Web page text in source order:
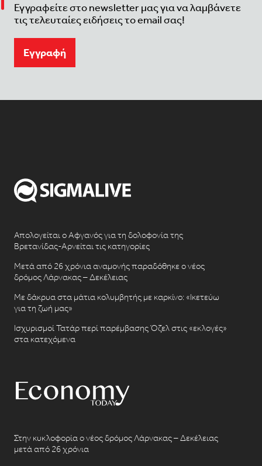
Εγγραφείτε στο newsletter μας για να λαμβάνετε
τις τελευταίες ειδήσεις το email σας!
Eγγραφή
Απολογείται ο Αφγανός για τη δολοφονία της
Βρετανίδας-Αρνείται τις κατηγορίες
Μετά από 26 χρόνια αναμονής παραδόθηκε ο νέος
δρόμος Λάρνακας – Δεκέλειας
Με δάκρυα στα μάτια κολυμβητής με καρκίνο: «Ικετεύω
για τη ζωή μας»
Ισχυρισμοί Τατάρ περί παρέμβασης Όζελ στις «εκλογές»
στα κατεχόμενα
Στην κυκλοφορία ο νέος δρόμος Λάρνακας – Δεκέλειας
μετά από 26 χρόνια